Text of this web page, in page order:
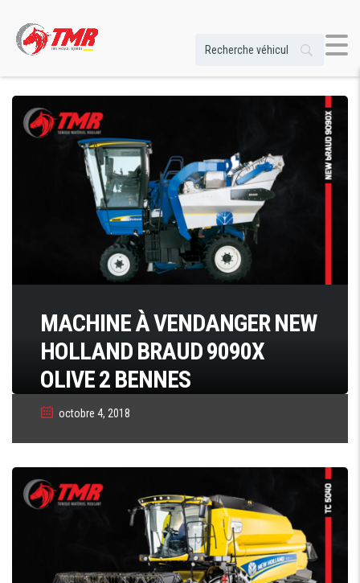
MACHINE À VENDANGER NEW
HOLLAND BRAUD 9090X
OLIVE 2 BENNES
octobre 4, 2018